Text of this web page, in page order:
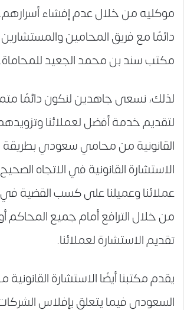
موكليه من خلال عدم إفشاء
دائمًا مع فريق المحامين
مكتب سند بن محمد الجعيد للمحاماة.
لذلك، نسعى جاهدين لنكون دائمًا
لتقديم خدمة أفضل لعملائنا
القانونية من محامي سعودي بطريقة
الاستشارة القانونية في الاتجاه
عملائنا وعميلنا على كسب القضية
من خلال الترافع أمام جميع المحاكم
تقديم الاستشارة لعملائنا.
يقدم مكتبنا أيضًا الاستشارة
السعودي فيما يتعلق بإفلاس